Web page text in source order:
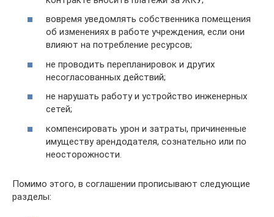
вовремя уведомлять собственника помещения
об изменениях в работе учреждения, если они
влияют на потребление ресурсов;
не проводить перепланировок и других
несогласованных действий;
не нарушать работу и устройство инженерных
сетей;
компенсировать урон и затраты, причиненные
имуществу арендодателя, сознательно или по
неосторожности.
Помимо этого, в соглашении прописывают следующие
разделы: